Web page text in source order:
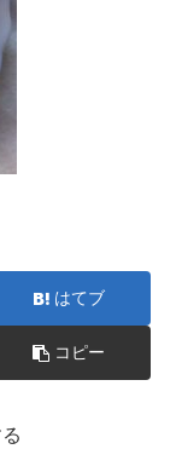
はてブ
コピー